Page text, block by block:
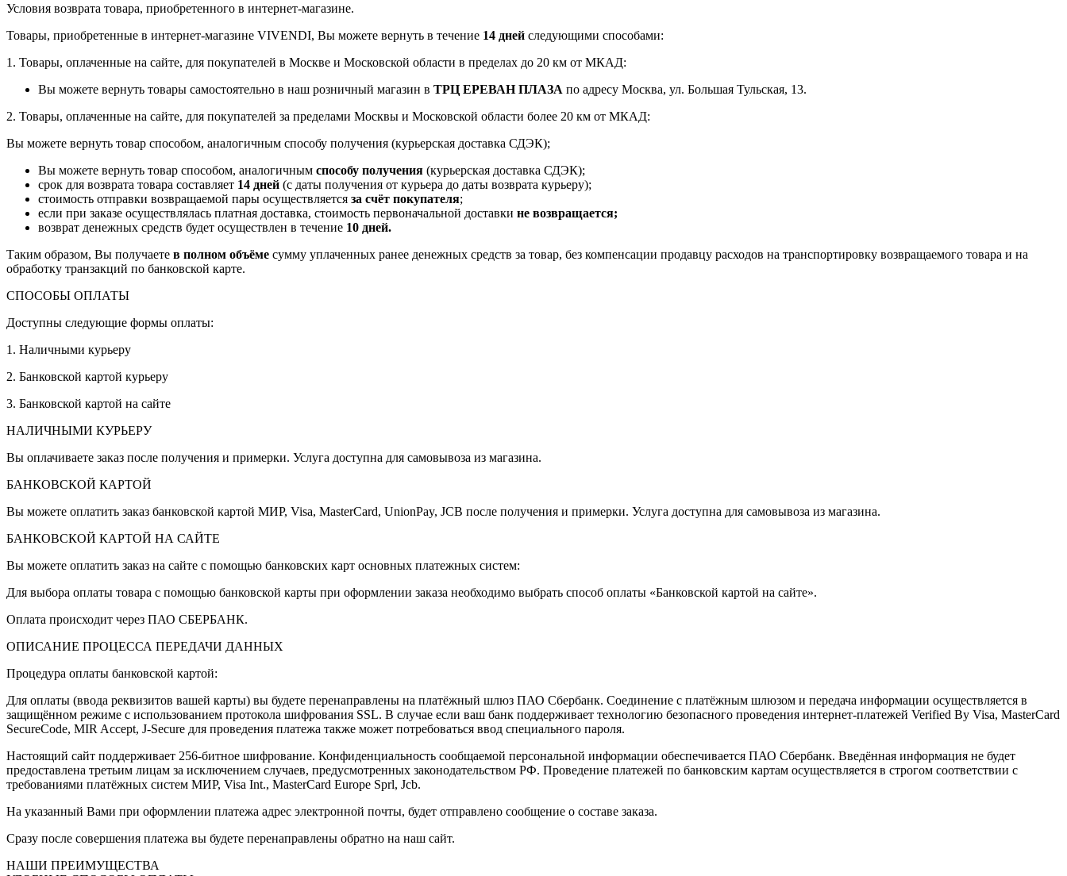
Условия возврата товара, приобретенного в интернет-магазине.
Товары, приобретенные в интернет-магазине VIVENDI, Вы можете вернуть в течение 14 дней следующими способами:
1. Товары, оплаченные на сайте, для покупателей в Москве и Московской области в пределах до 20 км от МКАД:
Вы можете вернуть товары самостоятельно в наш розничный магазин в ТРЦ ЕРЕВАН ПЛАЗА по адресу Москва, ул. Большая Тульская, 13.
2. Товары, оплаченные на сайте, для покупателей за пределами Москвы и Московской области более 20 км от МКАД:
Вы можете вернуть товар способом, аналогичным способу получения (курьерская доставка СДЭК);
Вы можете вернуть товар способом, аналогичным способу получения (курьерская доставка СДЭК);
срок для возврата товара составляет 14 дней (с даты получения от курьера до даты возврата курьеру);
стоимость отправки возвращаемой пары осуществляется за счёт покупателя;
если при заказе осуществлялась платная доставка, стоимость первоначальной доставки не возвращается;
возврат денежных средств будет осуществлен в течение 10 дней.
Таким образом, Вы получаете в полном объёме сумму уплаченных ранее денежных средств за товар, без компенсации продавцу расходов на транспортировку возвращаемого товара и на
обработку транзакций по банковской карте.
СПОСОБЫ ОПЛАТЫ
Доступны следующие формы оплаты:
1. Наличными курьеру
2. Банковской картой курьеру
3. Банковской картой на сайте
НАЛИЧНЫМИ КУРЬЕРУ
Вы оплачиваете заказ после получения и примерки. Услуга доступна для самовывоза из магазина.
БАНКОВСКОЙ КАРТОЙ
Вы можете оплатить заказ банковской картой МИР, Visa, MasterCard, UnionPay, JCB после получения и примерки. Услуга доступна для самовывоза из магазина.
БАНКОВСКОЙ КАРТОЙ НА САЙТЕ
Вы можете оплатить заказ на сайте с помощью банковских карт основных платежных систем:
Для выбора оплаты товара с помощью банковской карты при оформлении заказа необходимо выбрать способ оплаты «Банковской картой на сайте».
Оплата происходит через ПАО СБЕРБАНК.
ОПИСАНИЕ ПРОЦЕССА ПЕРЕДАЧИ ДАННЫХ
Процедура оплаты банковской картой:
Для оплаты (ввода реквизитов вашей карты) вы будете перенаправлены на платёжный шлюз ПАО Сбербанк. Соединение с платёжным шлюзом и передача информации осуществляется в
защищённом режиме с использованием протокола шифрования SSL. В случае если ваш банк поддерживает технологию безопасного проведения интернет-платежей Verified By Visa, MasterCard
SecureCode, MIR Accept, J-Secure для проведения платежа также может потребоваться ввод специального пароля.
Настоящий сайт поддерживает 256-битное шифрование. Конфиденциальность сообщаемой персональной информации обеспечивается ПАО Сбербанк. Введённая информация не будет
предоставлена третьим лицам за исключением случаев, предусмотренных законодательством РФ. Проведение платежей по банковским картам осуществляется в строгом соответствии с
требованиями платёжных систем МИР, Visa Int., MasterCard Europe Sprl, Jcb.
На указанный Вами при оформлении платежа адрес электронной почты, будет отправлено сообщение о составе заказа.
Сразу после совершения платежа вы будете перенаправлены обратно на наш сайт.
НАШИ ПРЕИМУЩЕСТВА